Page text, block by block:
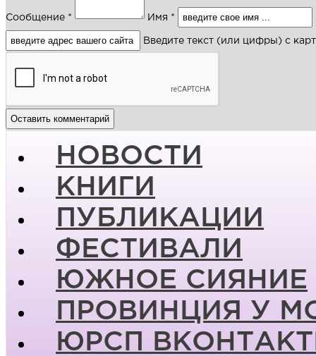
Сообщение * Имя *
Введите текст (или цифры) с
НОВОСТИ
КНИГИ
ПУБЛИКАЦИИ
ФЕСТИВАЛИ
ЮЖНОЕ СИЯНИЕ
ПРОВИНЦИЯ У
ЮРСП